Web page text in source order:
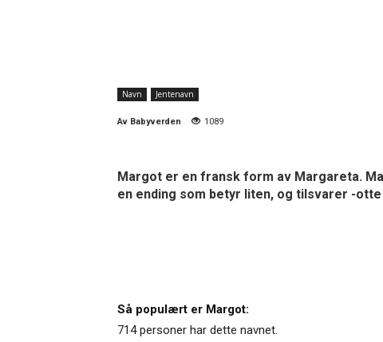
Navn Jentenavn
Av Babyverden 1089
Margot er en fransk form av Margareta.
en ending som betyr liten, og tilsvarer -
Så populært er Margot:
714 personer har dette navnet.